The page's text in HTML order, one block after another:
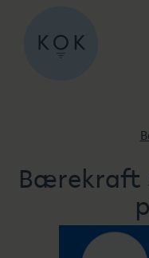
Bærekraft